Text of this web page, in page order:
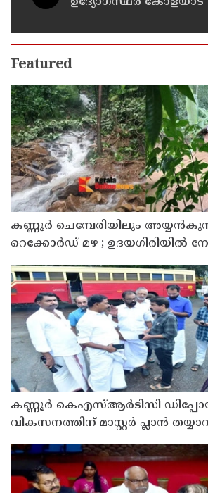
Featured
കണ്ണൂർ ചെമ്പേരിയിലും
റെക്കോർഡ് മഴ ; ഉദയഗിരിയിൽ
ഉരുൾപൊട്ടൽ; 13 പേരെ
കണ്ണൂർ കെഎസ്ആർടിസി
വികസനത്തിന് മാസ്റ്റർ പ്ലാൻ
സമർപ്പിക്കും : ടി ഒ മോഹനൻ